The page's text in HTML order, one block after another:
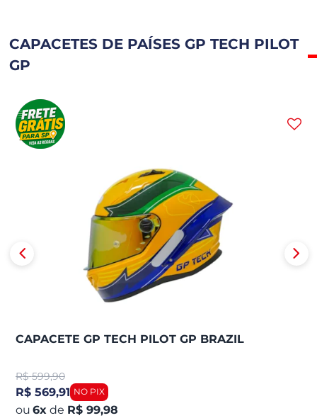
CAPACETES DE PAÍSES GP TECH PILOT
GP
CAPACETE GP TECH PILOT GP BRAZIL
R$ 599,90
R$ 569,91
6x de R$ 99,98